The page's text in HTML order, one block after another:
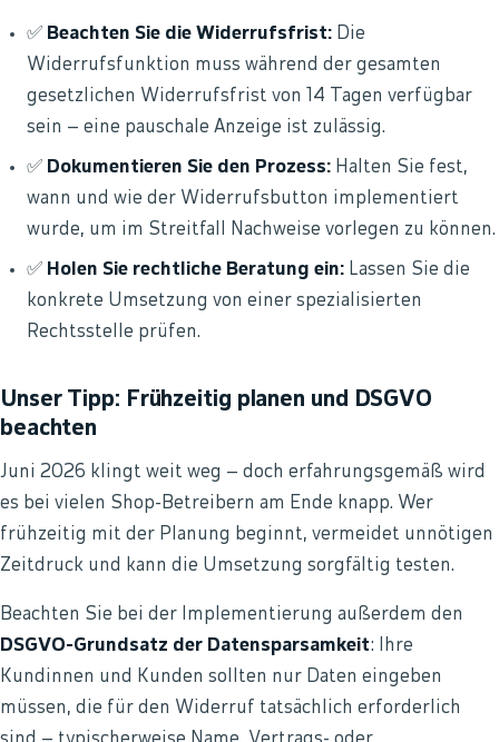
✅ Beachten Sie die Widerrufsfrist: Die
Widerrufsfunktion muss während der gesamten
gesetzlichen Widerrufsfrist von 14 Tagen verfügbar
sein – eine pauschale Anzeige ist zulässig.
✅ Dokumentieren Sie den Prozess: Halten Sie fest,
wann und wie der Widerrufsbutton implementiert
wurde, um im Streitfall Nachweise vorlegen zu können.
✅ Holen Sie rechtliche Beratung ein: Lassen Sie die
konkrete Umsetzung von einer spezialisierten
Rechtsstelle prüfen.
Unser Tipp: Frühzeitig planen und DSGVO
beachten
Juni 2026 klingt weit weg – doch erfahrungsgemäß wird
es bei vielen Shop-Betreibern am Ende knapp. Wer
frühzeitig mit der Planung beginnt, vermeidet unnötigen
Zeitdruck und kann die Umsetzung sorgfältig testen.
Beachten Sie bei der Implementierung außerdem den
DSGVO-Grundsatz der Datensparsamkeit: Ihre
Kundinnen und Kunden sollten nur Daten eingeben
müssen, die für den Widerruf tatsächlich erforderlich